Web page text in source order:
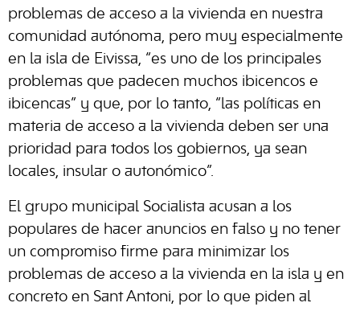
problemas de acceso a la vivienda en nuestra
comunidad autónoma, pero muy especialmente
en la isla de Eivissa, “es uno de los principales
problemas que padecen muchos ibicencos e
ibicencas” y que, por lo tanto, “las políticas en
materia de acceso a la vivienda deben ser una
prioridad para todos los gobiernos, ya sean
locales, insular o autonómico”.
El grupo municipal Socialista acusan a los
populares de hacer anuncios en falso y no tener
un compromiso firme para minimizar los
problemas de acceso a la vivienda en la isla y en
concreto en Sant Antoni, por lo que piden al